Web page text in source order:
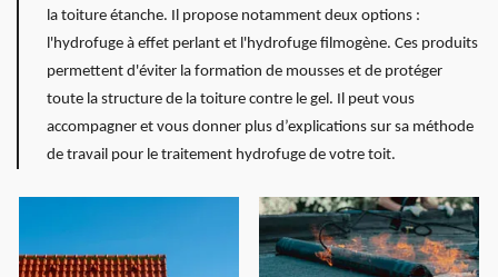
la toiture étanche. Il propose notamment deux options :
l'hydrofuge à effet perlant et l'hydrofuge filmogène. Ces produits
permettent d'éviter la formation de mousses et de protéger
toute la structure de la toiture contre le gel. Il peut vous
accompagner et vous donner plus d’explications sur sa méthode
de travail pour le traitement hydrofuge de votre toit.